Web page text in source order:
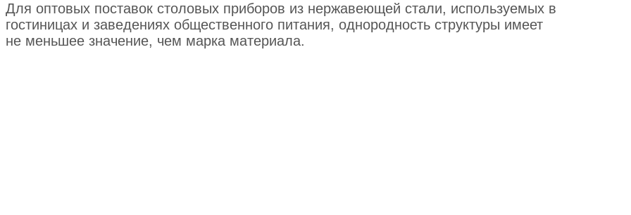
Для оптовых поставок столовых приборов из нержавеющей стали, используемых в
гостиницах и заведениях общественного питания, однородность структуры имеет
не меньшее значение, чем марка материала.